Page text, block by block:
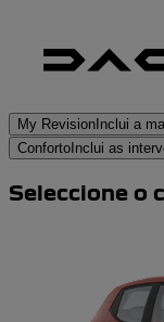
My Revision Inclui a
Conforto Inclui as
Seleccione o